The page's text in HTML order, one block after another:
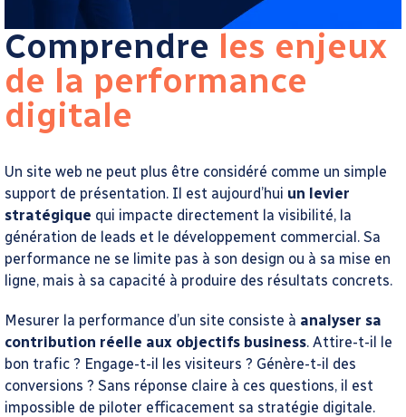
Comprendre les enjeux
de la performance
digitale
Un site web ne peut plus être considéré comme un simple
support de présentation. Il est aujourd’hui un levier
stratégique qui impacte directement la visibilité, la
génération de leads et le développement commercial. Sa
performance ne se limite pas à son design ou à sa mise en
ligne, mais à sa capacité à produire des résultats concrets.
Mesurer la performance d’un site consiste à analyser sa
contribution réelle aux objectifs business. Attire-t-il le
bon trafic ? Engage-t-il les visiteurs ? Génère-t-il des
conversions ? Sans réponse claire à ces questions, il est
impossible de piloter efficacement sa stratégie digitale.